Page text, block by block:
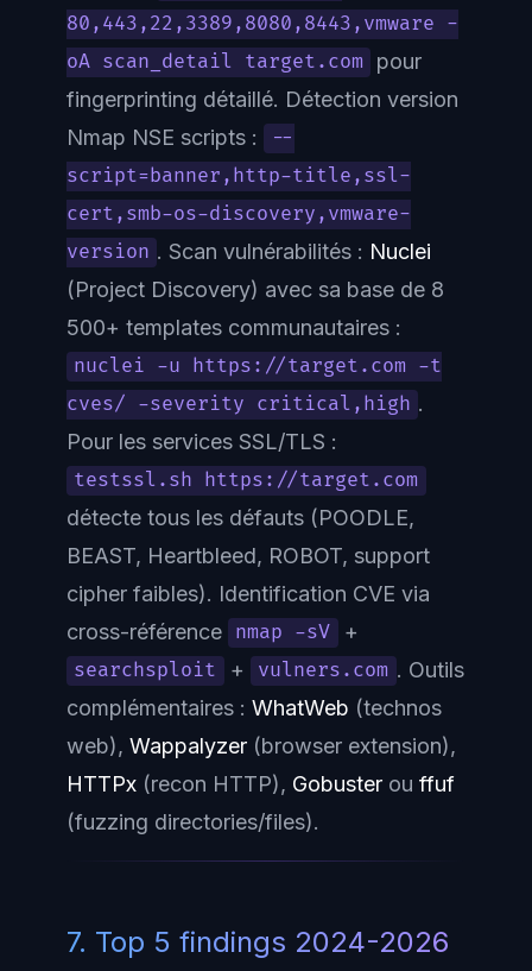
80,443,22,3389,8080,8443,vmware -
oA scan_detail target.com pour
fingerprinting détaillé. Détection version
Nmap NSE scripts :
--
script=banner,http-title,ssl-
cert,smb-os-discovery,vmware-
version . Scan vulnérabilités : Nuclei
(Project Discovery) avec sa base de 8
500+ templates communautaires :
nuclei -u https://target.com -t
cves/ -severity critical,high .
Pour les services SSL/TLS :
testssl.sh https://target.com
détecte tous les défauts (POODLE,
BEAST, Heartbleed, ROBOT, support
cipher faibles). Identification CVE via
cross-référence nmap -sV +
searchsploit + vulners.com . Outils
complémentaires : WhatWeb (technos
web), Wappalyzer (browser extension),
HTTPx (recon HTTP), Gobuster ou ffuf
(fuzzing directories/files).
7. Top 5 findings 2024-2026